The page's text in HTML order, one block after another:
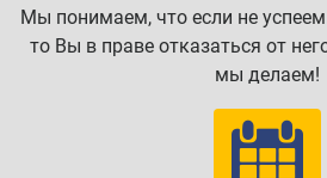
Мы понимаем, что если не
то Вы в праве отказаться от
мы делаем!